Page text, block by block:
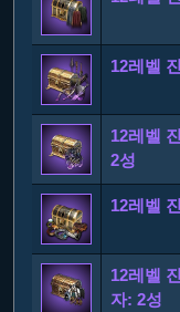
12레벨
12레벨
2성
12레벨
12레벨
자: 2성